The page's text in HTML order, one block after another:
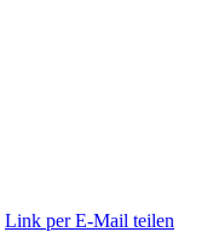
Link per E-Mail teilen